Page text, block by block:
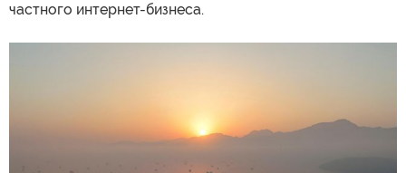
частного интернет-бизнеса.